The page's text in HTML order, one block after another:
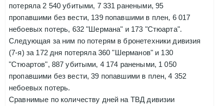
потеряла 2 540 убитыми, 7 331 ранеными, 95
пропавшими без вести, 139 попавшими в плен, 6 017
небоевых потерь, 632 "Шермана" и 173 "Стюарта".
Следующая за ним по потерям в бронетехники дивизия
(7-я) за 172 дня потеряла 360 "Шерманов" и 130
"Стюартов", 887 убитыми, 4 174 ранеными, 1 050
пропавшими без вести, 39 попавшими в плен, 4 352
небоевых потерь.
Сравнимые по количеству дней на ТВД дивизии